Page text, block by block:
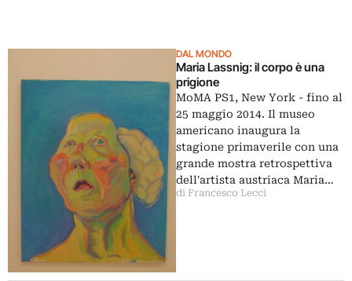
DAL MONDO
Maria Lassnig: il corpo è una
prigione
MoMA PS1, New York - fino al
25 maggio 2014. Il museo
americano inaugura la
stagione primaverile con una
grande mostra retrospettiva
dell'artista austriaca Maria…
di Francesco Lecci